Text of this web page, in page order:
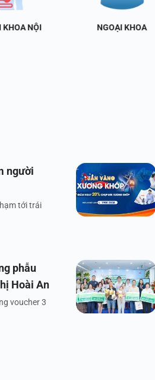
KHOA NỘI NGOẠI KHOA
người
tới trái
phẫu
Hoài An
voucher 3